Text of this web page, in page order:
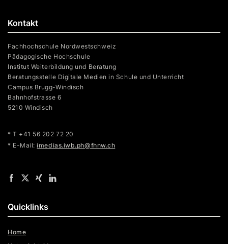
Kontakt
Fachhochschule Nordwestschweiz
Pädagogische Hochschule
Institut Weiterbildung und Beratung
Beratungsstelle Digitale Medien in Schule und Unterricht
Campus Brugg-Windisch
Bahnhofstrasse 6
5210 Windisch
* T +41 56 202 72 20
* E-Mail:imedias.iwb.ph@fhnw.ch
Quicklinks
Home